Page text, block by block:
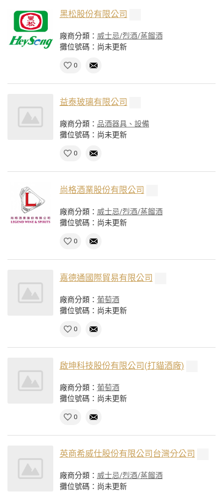
黑松股份有限公司
廠商分類： 威士忌/烈酒/蒸餾酒
攤位號碼：尚未更新
0
益泰玻璃有限公司
廠商分類： 品酒器具、設備
攤位號碼：尚未更新
0
尚格酒業股份有限公司
廠商分類： 威士忌/烈酒/蒸餾酒
攤位號碼：尚未更新
0
嘉德通國際貿易有限公司
廠商分類： 葡萄酒
攤位號碼：尚未更新
0
啟坤科技股份有限公司(打貓酒廠)
廠商分類： 葡萄酒
攤位號碼：尚未更新
0
英商希威仕股份有限公司台灣分公司
廠商分類： 威士忌/烈酒/蒸餾酒
攤位號碼：尚未更新